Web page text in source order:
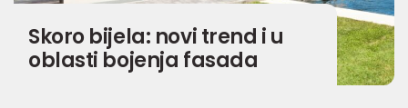
Skoro bijela: novi trend i u
oblasti bojenja fasada